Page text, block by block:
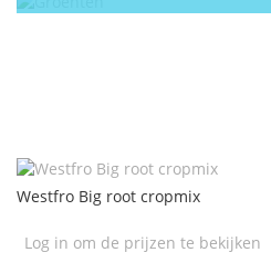
Westfro Big root cropmix
Log in om de prijzen te bekijken